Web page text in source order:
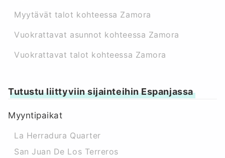
Myytävät talot kohteessa Zamora
Vuokrattavat asunnot kohteessa Zamora
Vuokrattavat talot kohteessa Zamora
Tutustu liittyviin sijainteihin Espanjassa
Myyntipaikat
La Herradura Quarter
San Juan De Los Terreros